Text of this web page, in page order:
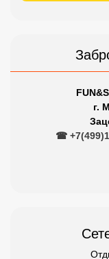
г.
☎